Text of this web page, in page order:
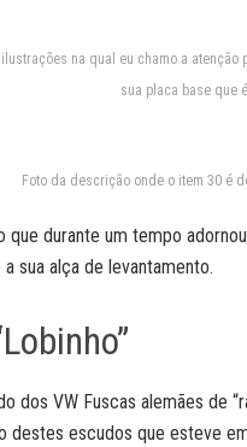
ilustrações na qual eu chamo a
sua placa base que
Foto da descrição onde o item 30 é
que durante um tempo
sua alça de levantamento.
dos VW Fuscas alemães de
destes escudos que esteve